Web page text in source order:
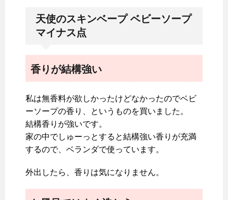
天使のスキンベープ ベビーソープ
マイナス点
香りが結構強い
私は無香料が欲しかったけどなかったのでベビ
ーソープの香り、というものを買いました。
結構香りが強いです。
家の中でしゅーっとすると結構強い香りが充満
するので、ベランダで使っています。
外出したら、香りは気になりません。